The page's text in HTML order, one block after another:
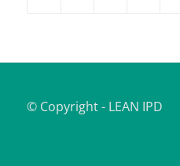
© Copyright - LEAN IPD